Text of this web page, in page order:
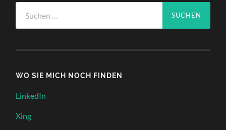
nach:
WO SIE MICH NOCH FINDEN
LinkedIn
Xing